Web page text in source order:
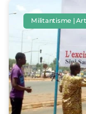
Militantisme |